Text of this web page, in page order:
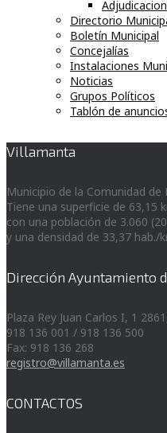
Directorio
Boletín Municipal
Concejalías
Instalaciones
Noticias
Grupos Políticos
Tablón de
Villamanta
Municipio de la Comunidad de
Tiene una superficie de 63,15
con una población de 3.060
y una densidad de 33,37 hab./
Dirección Ayuntamiento
Plaza Rey Juan Carlos I, 1
918 136 001 / 918 136 500
Fax: 918 136 268
registro@villamanta.es
CONTACTOS